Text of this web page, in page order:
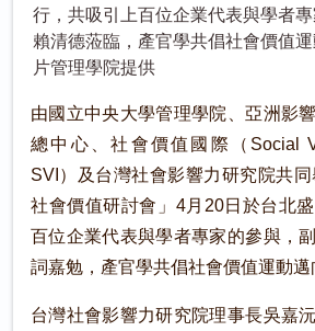
行，共吸引上百位企業代表與學者
賴清德蒞臨，產官學共倡社會價值
片管理學院提供
由國立中央大學管理學院、亞洲影
總中心、社會價值國際（Social
SVI）及台灣社會影響力研究院共
社會價值研討會」4月20日於台北
百位企業代表與學者專家的參與，
詞嘉勉，產官學共倡社會價值運動邁
台灣社會影響力研究院理事長吳嘉